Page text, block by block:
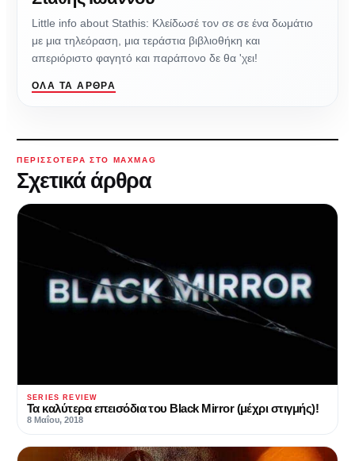
Little info about Stathis: Κλείδωσέ τον σε σε ένα δωμάτιο
με μια τηλεόραση, μια τεράστια βιβλιοθήκη και
απεριόριστο φαγητό και παράπονο δε θα 'χει!
ΌΛΑ ΤΑ ΆΡΘΡΑ
ΠΕΡΙΣΣΌΤΕΡΑ ΣΤΟ MAXMAG
Σχετικά άρθρα
SERIES REVIEW
Τα καλύτερα επεισόδια του Black Mirror (μέχρι στιγμής)!
8 Μαΐου, 2018